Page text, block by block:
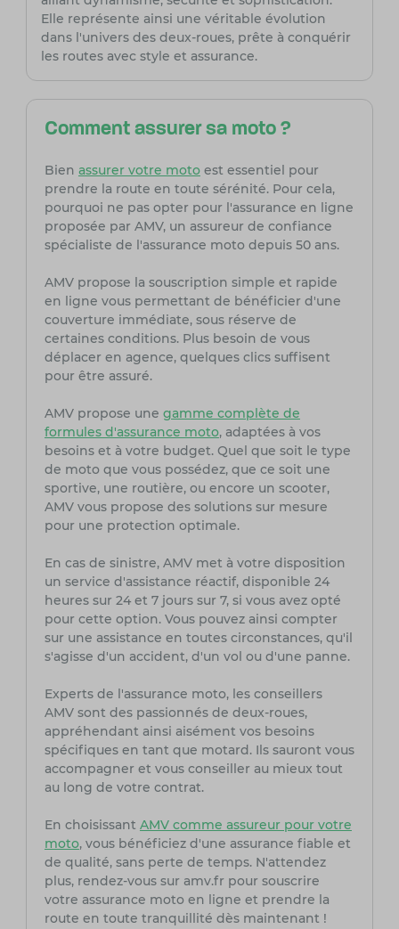
Elle représente ainsi une véritable évolution
dans l'univers des deux-roues, prête à conquérir
les routes avec style et assurance.
Comment assurer sa moto ?
Bien assurer votre motoest essentiel pour
prendre la route en toute sérénité. Pour cela,
pourquoi ne pas opter pour l'assurance en ligne
proposée par AMV, un assureur de confiance
spécialiste de l'assurance moto depuis 50 ans.
AMV propose la souscription simple et rapide
en ligne vous permettant de bénéficier d'une
couverture immédiate, sous réserve de
certaines conditions. Plus besoin de vous
déplacer en agence, quelques clics suffisent
pour être assuré.
AMV propose une gamme complète de
formules d'assurance moto, adaptées à vos
besoins et à votre budget. Quel que soit le type
de moto que vous possédez, que ce soit une
sportive, une routière, ou encore un scooter,
AMV vous propose des solutions sur mesure
pour une protection optimale.
En cas de sinistre, AMV met à votre disposition
un service d'assistance réactif, disponible 24
heures sur 24 et 7 jours sur 7, si vous avez opté
pour cette option. Vous pouvez ainsi compter
sur une assistance en toutes circonstances, qu'il
s'agisse d'un accident, d'un vol ou d'une panne.
Experts de l'assurance moto, les conseillers
AMV sont des passionnés de deux-roues,
appréhendant ainsi aisément vos besoins
spécifiques en tant que motard. Ils sauront vous
accompagner et vous conseiller au mieux tout
au long de votre contrat.
En choisissant AMV comme assureur pour votre
moto, vous bénéficiez d'une assurance fiable et
de qualité, sans perte de temps. N'attendez
plus, rendez-vous sur amv.fr pour souscrire
votre assurance moto en ligne et prendre la
route en toute tranquillité dès maintenant !